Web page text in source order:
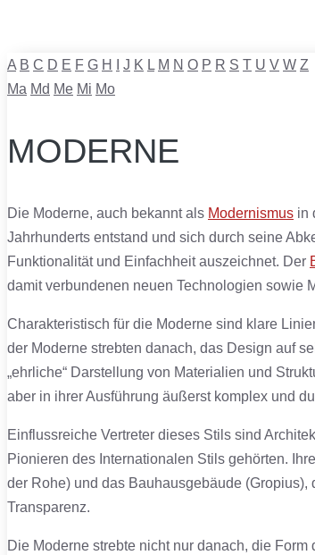
A B C D E F G H J K L M N O P R S T U V W Z
Ma Md Me Mi Mo
MODERNE
Die Moderne, auch bekannt als Modernismus in
Jahrhunderts entstand und sich durch seine
Funktionalität und Einfachheit auszeichnet. Der
damit verbundenen neuen Technologien sowie
Charakteristisch für die Moderne sind klare
der Moderne strebten danach, das Design auf
„ehrliche“ Darstellung von Materialien und
aber in ihrer Ausführung äußerst komplex und
Einflussreiche Vertreter dieses Stils sind
Pionieren des Internationalen Stils gehörten.
der Rohe) und das Bauhausgebäude
Transparenz.
Die Moderne strebte nicht nur danach, die